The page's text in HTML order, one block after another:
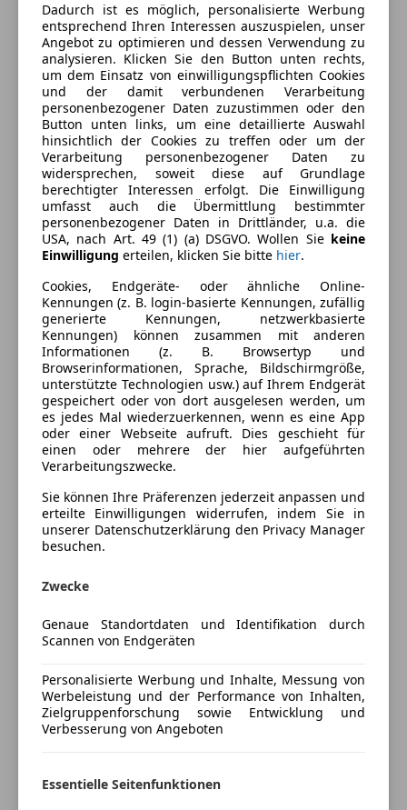
Ausstattung
Komfort
Armlehne
Berganfahrassistent
Einparkhilfe
Einparkhilfe Rückfahrkamera
Einparkhilfe Sensoren hinten
Einparkhilfe Sensoren vorne
Elektrische Fensterheber
Getönte Scheiben
Klimaautomatik
Lederausstattung
Lichtsensor
Multifunktionslenkrad
Navigationssystem
Regensensor
Schlüssellose Zentralverriegelung
Sitzheizung
Start/Stop-Automatik
teilb. Rücksitzbank
Tempomat
Bluetooth
Bordcomputer
CD
MP3
Radio
USB
ABS
Mehr anzeigen
Farbe und Innenausstattung
Außenfarbe
Grau
Farbe laut Hersteller
Daytonagrau
Perleffekt
Innenausstattung
Innenausstattung Vollleder
Fahrzeugbeschreibung
CMC Automobile– Ihr Partner in Sachen Autos
Ankauf | Verkauf | Eintausch | Finanzierung
Professionelle Beratung für Ihre individuellen
Bedürfnisse
Mobilitätsgarantie: Optional für 12–36 Monate
gegen Aufpreis verfügbar
kompromisslose Performance mit alltagstauglicher
Vielseitigkeit. Angetrieben vom legendären 5-
Zylinder-Turbomotor mit270 kW
kraftvoll, emotional und präzise.
Mehr anzeigen
Preisbewertung
Dadurch ist es möglich, personalisierte Werbung
entsprechend Ihren Interessen auszuspielen, unser
Angebot zu optimieren und dessen Verwendung zu
analysieren. Klicken Sie den Button unten rechts,
um dem Einsatz von einwilligungspflichten Cookies
und der damit verbundenen Verarbeitung
personenbezogener Daten zuzustimmen oder den
Button unten links, um eine detaillierte Auswahl
hinsichtlich der Cookies zu treffen oder um der
Verarbeitung personenbezogener Daten zu
widersprechen, soweit diese auf Grundlage
berechtigter Interessen erfolgt. Die Einwilligung
umfasst auch die Übermittlung bestimmter
personenbezogener Daten in Drittländer, u.a. die
USA, nach Art. 49 (1) (a) DSGVO. Wollen Sie keine
Einwilligung erteilen, klicken Sie bitte hier.
Cookies, Endgeräte- oder ähnliche Online-
Kennungen (z. B. login-basierte Kennungen, zufällig
generierte Kennungen, netzwerkbasierte
Kennungen) können zusammen mit anderen
Informationen (z. B. Browsertyp und
Browserinformationen, Sprache, Bildschirmgröße,
unterstützte Technologien usw.) auf Ihrem Endgerät
gespeichert oder von dort ausgelesen werden, um
es jedes Mal wiederzuerkennen, wenn es eine App
oder einer Webseite aufruft. Dies geschieht für
einen oder mehrere der hier aufgeführten
Verarbeitungszwecke.
Sie können Ihre Präferenzen jederzeit anpassen und
erteilte Einwilligungen widerrufen, indem Sie in
unserer Datenschutzerklärung den Privacy Manager
besuchen.
Zwecke
Genaue Standortdaten und Identifikation durch
Scannen von Endgeräten
Personalisierte Werbung und Inhalte, Messung von
Werbeleistung und der Performance von Inhalten,
Zielgruppenforschung sowie Entwicklung und
Verbesserung von Angeboten
Essentielle Seitenfunktionen